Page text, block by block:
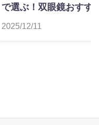
で選ぶ！双眼鏡おすす
2025/12/11